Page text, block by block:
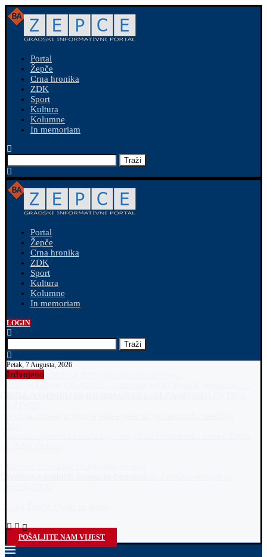
Portal
Žepče
Crna hronika
ZDK
Sport
Kultura
Kolumne
In memoriam
Traži
Portal
Žepče
Crna hronika
ZDK
Sport
Kultura
Kolumne
In memoriam
LOGIN
Traži
Petak, 7 Augusta, 2026
Izdvojeno
POŠALJITE NAM VIJEST